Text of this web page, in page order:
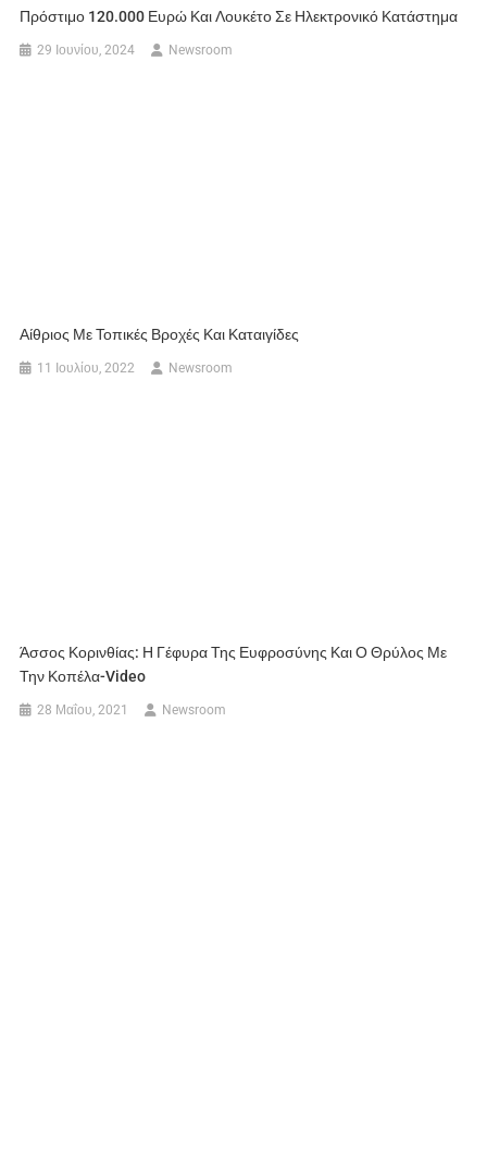
Πρόστιμο 120.000 Ευρώ Και Λουκέτο Σε Ηλεκτρονικό Κατάστημα
29 Ιουνίου, 2024 Newsroom
Αίθριος Με Τοπικές Βροχές Και Καταιγίδες
11 Ιουλίου, 2022 Newsroom
Άσσος Κορινθίας: Η Γέφυρα Της Ευφροσύνης Και Ο Θρύλος Με
Την Κοπέλα-Video
28 Μαΐου, 2021 Newsroom